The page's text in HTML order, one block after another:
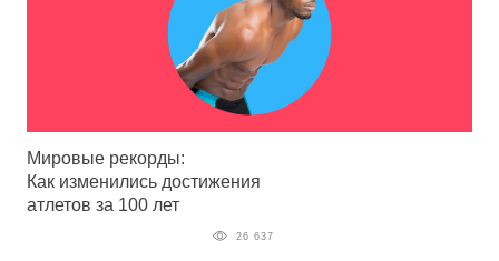
Мировые рекорды:
Как изменились достижения
атлетов за 100 лет
26 637